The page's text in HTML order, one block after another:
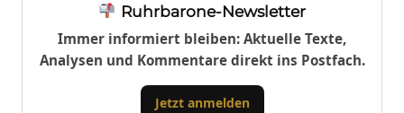
Ruhrbarone-Newsletter
Immer informiert bleiben: Aktuelle Texte,
Analysen und Kommentare direkt ins Postfach.
Jetzt anmelden